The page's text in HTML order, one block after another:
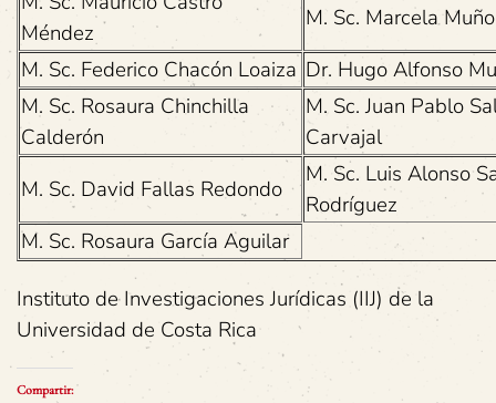
Méndez
M. Sc. Marcela
M. Sc. Federico Chacón Loaiza Dr. Hugo Alfonso
M. Sc. Rosaura Chinchilla
Calderón
M. Sc. Juan Pablo
Carvajal
M. Sc. David Fallas Redondo
M. Sc. Luis Alonso
Rodríguez
M. Sc. Rosaura García Aguilar
Instituto de Investigaciones Jurídicas (IIJ) de la
Universidad de Costa Rica
Compartir: